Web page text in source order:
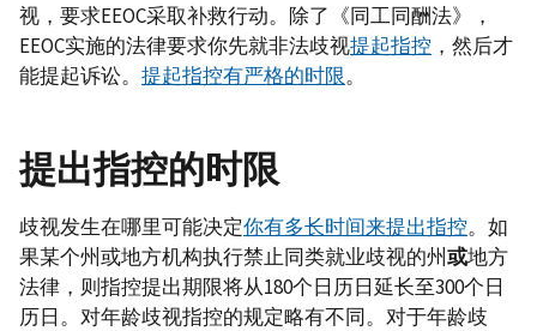
视，要求EEOC采取补救行动。除了《同工同酬法》，
EEOC实施的法律要求你先就非法歧视提起指控 ，然后才
能提起诉讼。 提起指控有严格的时限。
提出指控的时限
歧视发生在哪里可能决定你有多长时间来提出指控。如
果某个州或地方机构执行禁止同类就业歧视的州或地方
法律，则指控提出期限将从180个日历日延长至300个日
历日。对年龄歧视指控的规定略有不同。对于年龄歧